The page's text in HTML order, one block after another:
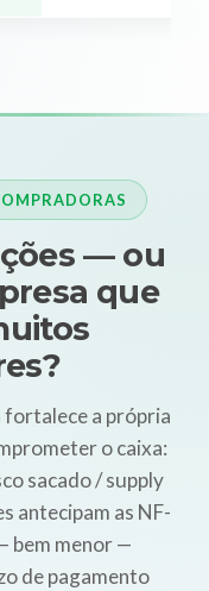
— ou
que
fortalece a própria
o caixa:
sacado / supply
antecipam as NF-
bem menor —
de pagamento